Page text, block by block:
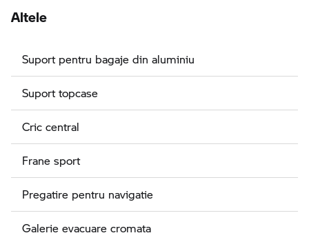
Altele
Suport pentru bagaje din aluminiu
Suport topcase
Cric central
Frane sport
Pregatire pentru navigatie
Galerie evacuare cromata